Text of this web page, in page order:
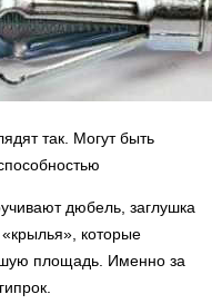
так. Могут быть
дюбель, заглушка
которые
площадь. Именно за